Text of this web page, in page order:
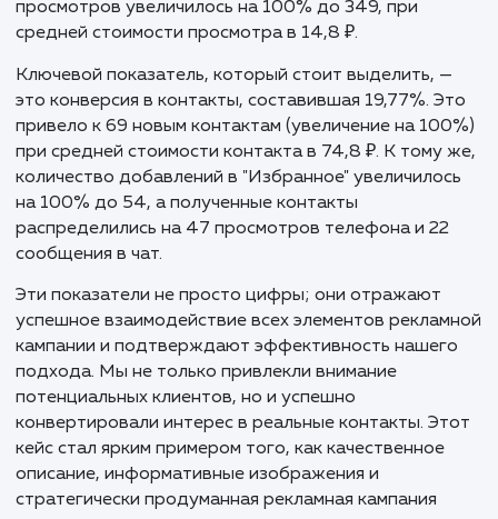
продвижения и аналитический подход
существенно увеличить видимость и
конверсию.
Результаты и KPI
Результаты продвижения услуг строительства
заборов в Нижнем Новгороде и Нижегородской
области на Авито свидетельствуют о
успехе нашей стратегии. За всего две недели мы